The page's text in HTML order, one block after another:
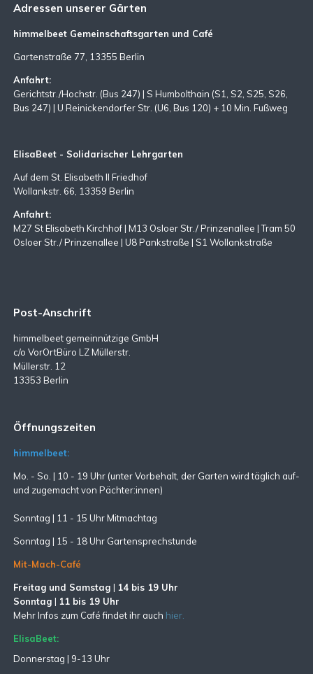
Adressen unserer Gärten
himmelbeet Gemeinschaftsgarten und Café
Gartenstraße 77, 13355 Berlin
Anfahrt:
Gerichtstr./Hochstr. (Bus 247) | S Humbolthain (S1, S2, S25, S26,
Bus 247) | U Reinickendorfer Str. (U6, Bus 120) + 10 Min. Fußweg
ElisaBeet - Solidarischer Lehrgarten
Auf dem St. Elisabeth II Friedhof
Wollankstr. 66, 13359 Berlin
Anfahrt:
M27 St Elisabeth Kirchhof | M13 Osloer Str./ Prinzenallee | Tram 50
Osloer Str./ Prinzenallee | U8 Pankstraße | S1 Wollankstraße
Post-Anschrift
himmelbeet gemeinnützige GmbH
c/o VorOrtBüro LZ Müllerstr.
Müllerstr. 12
13353 Berlin
Öffnungszeiten
himmelbeet:
Mo. - So. | 10 - 19 Uhr (unter Vorbehalt, der Garten wird täglich auf-
und zugemachtvon Pächter:innen)
Sonntag | 11 - 15 Uhr Mitmachtag
Sonntag | 15 - 18 Uhr Gartensprechstunde
Mit-Mach-Café
Freitag und Samstag | 14 bis 19 Uhr
Sonntag | 11 bis 19 Uhr
Mehr Infos zum Café findet ihr auch hier.
ElisaBeet:
Donnerstag | 9-13 Uhr